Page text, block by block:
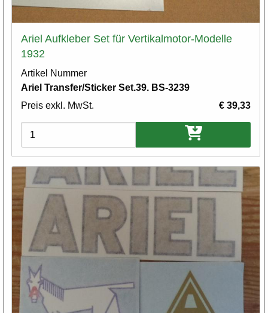
Ariel Aufkleber Set für Vertikalmotor-Modelle
1932
Artikel Nummer
Ariel Transfer/Sticker Set.39. BS-3239
Preis exkl. MwSt.
€ 39,33
Varianten